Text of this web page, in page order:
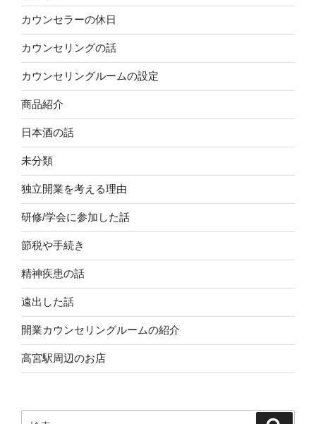
カウンセラーの休日
カウンセリングの話
カウンセリングルームの設定
商品紹介
日本酒の話
未分類
独立開業を考える理由
研修/学会に参加した話
節税や手続き
精神疾患の話
遠出した話
開業カウンセリングルームの紹介
高宮駅周辺のお店